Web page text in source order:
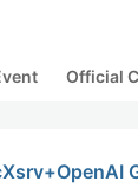
Official